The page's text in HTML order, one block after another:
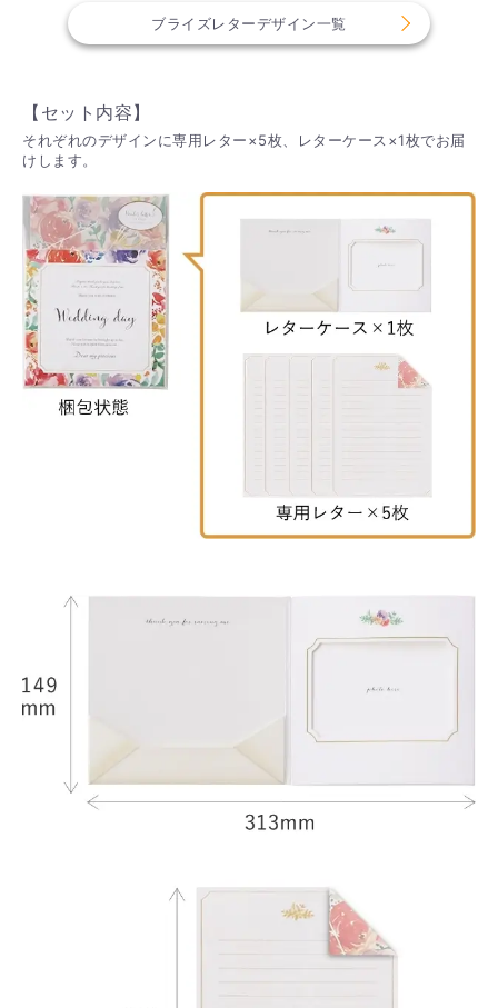
ブライズレターデザイン一覧
【セット内容】
それぞれのデザインに専用レター×5枚、レターケース×1枚でお届
けします。